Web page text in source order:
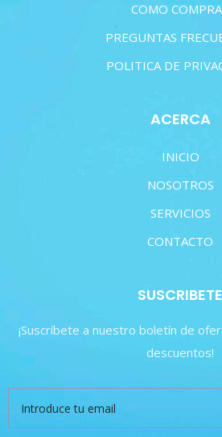
COMO
PREGUNTAS
POLITICA DE
ACERCA
INICIO
NOSOTROS
SERVICIOS
CONTACTO
SUSCRIBETE
¡Suscríbete a nuestro boletín de
descuentos!